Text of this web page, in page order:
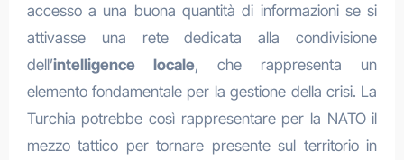
accesso a una buona quantità di informazioni se si
attivasse una rete dedicata alla condivisione
dell’intelligence locale, che rappresenta un
elemento fondamentale per la gestione della crisi. La
Turchia potrebbe così rappresentare per la NATO il
mezzo tattico per tornare presente sul territorio in